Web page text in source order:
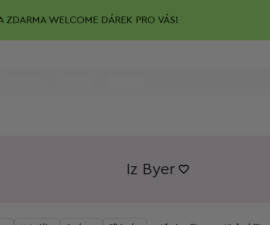
ZDARMAWELCOME DÁREK PRO VÁS!
Iz Byer